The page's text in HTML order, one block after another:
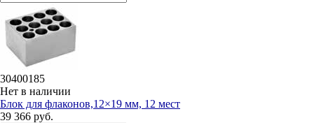
30400185
Нет в наличии
Блок для флаконов,12×19 мм, 12 мест
39 366 руб.